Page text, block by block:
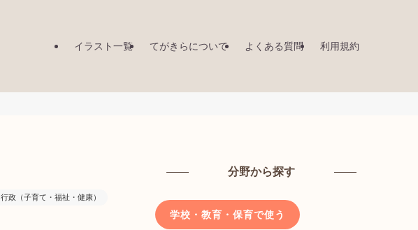
イラスト一覧 てがきらについて よくある質問 利用規約
行政（子育て・福祉・健康）
分野から探す
学校・教育・保育で使う